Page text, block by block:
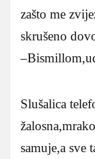
zašto me
skrušeno
Slušalica
samuje,a sve